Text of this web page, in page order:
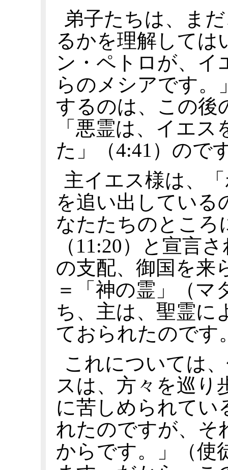
弟子たちは、ま
るかを理解しては
ン・ペトロが、イ
らのメシアです。
するのは、この後
「悪霊は、イエ
た」（4:41）ので
主イエス様は、
を追い出している
なたたちのところ
（11:20）と宣言
の支配、御国を来
＝「神の霊」（マ
ち、主は、聖霊に
ておられたのです
これについては
スは、方々を巡り
に苦しめられてい
れたのですが、そ
からです。」（使